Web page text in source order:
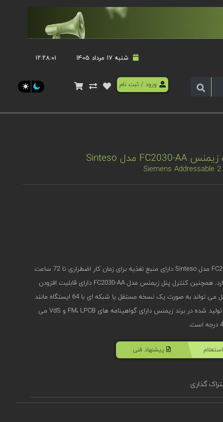
شنبه 17 مرداد 1405 ۱۲:۲۸:۰۱
ورود / ثبت نام
Siemens Addressable
کنترل پنل اعلام حریق آدرس پذیر 2 لوپ زیمنس FC2030-AA مدل Sinteso دارای منبع تغذیه برای زمان کار اضطراری تا 72 ساعت
می باشد. هر لوپ قابلیت آدرس دهی به 756 دستگاه را دارد. همچنین کنترل پنل زیمنس مدل FC2030-AA دارای قابلیت افزودن
پرینتر، صفحه کلیدو نشانگرهای LED را دارد. این کنترل پنل می تواند به صورت یک نسخه مستقل یا شبکه ای با 64 ایستگاه مانند
تابلوهای کنترل و ترمینال ها فعالیت کند. کنترل پنل های تولید شده در برند زیمنس دارای گواهینامه‌ های FM، LPCB و VdS می
پیشنهاد فنی
گذاری